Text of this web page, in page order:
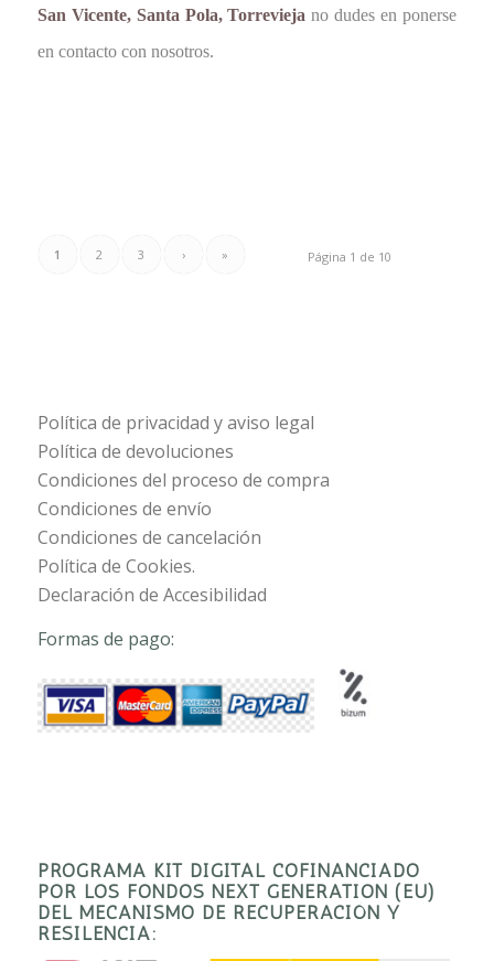
San Vicente, Santa Pola, Torrevieja no dudes en ponerse
en contacto con nosotros.
Página 1 de 10
1 2 3 › »
Política de privacidad y aviso legal
Política de devoluciones
Condiciones del proceso de compra
Condiciones de envío
Condiciones de cancelación
Política de Cookies.
Declaración de Accesibilidad
Formas de pago:
PROGRAMA KIT DIGITAL COFINANCIADO
POR LOS FONDOS NEXT GENERATION (EU)
DEL MECANISMO DE RECUPERACIÓN Y
RESILENCIA: